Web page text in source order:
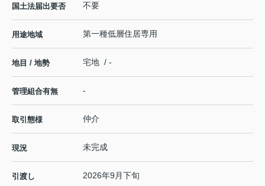
国土法届出要否 不要
用途地域 第一種低層住居専用
地目 / 地勢 宅地 / -
管理組合有無 -
取引態様 仲介
現況 未完成
引渡し 2026年9月下旬